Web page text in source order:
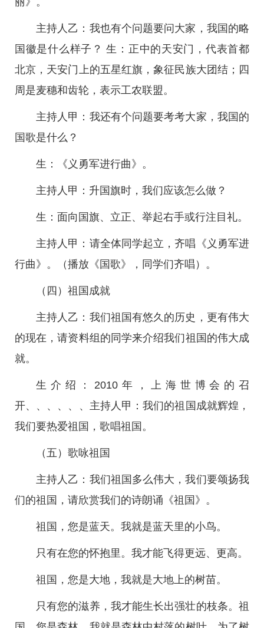
主持人乙：我也有个问题要问大家，我国的略
国徽是什么样子？ 生：正中的天安门，代表首都
北京，天安门上的五星红旗，象征民族大团结；四
周是麦穗和齿轮，表示工农联盟。
主持人甲：我还有个问题要考考大家，我国的
国歌是什么？
生：《义勇军进行曲》。
主持人甲：升国旗时，我们应该怎么做？
生：面向国旗、立正、举起右手或行注目礼。
主持人甲：请全体同学起立，齐唱《义勇军进
行曲》。（播放《国歌》，同学们齐唱）。
（四）祖国成就
主持人乙：我们祖国有悠久的历史，更有伟大
的现在，请资料组的同学来介绍我们祖国的伟大成
就。
生介绍：2010年，上海世博会的召
开、、、、、、主持人甲：我们的祖国成就辉煌，
我们要热爱祖国，歌唱祖国。
（五）歌咏祖国
主持人乙：我们祖国多么伟大，我们要颂扬我
们的祖国，请欣赏我们的诗朗诵《祖国》。
祖国，您是蓝天。我就是蓝天里的小鸟。
只有在您的怀抱里。我才能飞得更远、更高。
祖国，您是大地，我就是大地上的树苗。
只有您的滋养，我才能生长出强壮的枝条。祖